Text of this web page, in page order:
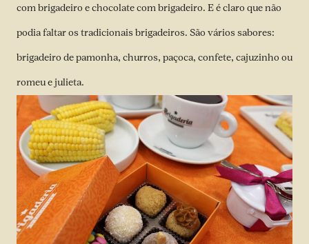
com brigadeiro e chocolate com brigadeiro. E é claro que não
podia faltar os tradicionais brigadeiros. São vários sabores:
brigadeiro de pamonha, churros, paçoca, confete, cajuzinho ou
romeu e julieta.